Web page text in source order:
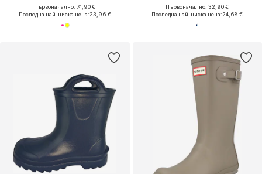
Първоначално: 74,90 €
Последна най-ниска цена:23,96 €
Първоначално: 32,90 €
Последна най-ниска цена:24,68 €